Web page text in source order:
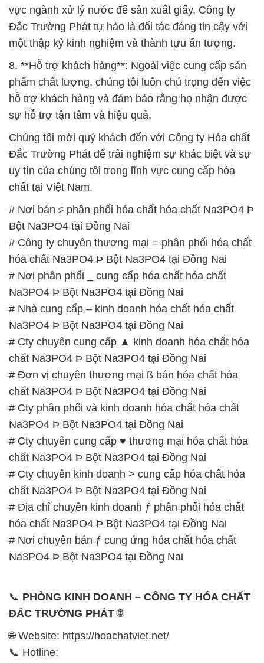
vực ngành xử lý nước để sản xuất giấy, Công ty
Đắc Trường Phát tự hào là đối tác đáng tin cậy với
một thập kỷ kinh nghiệm và thành tựu ấn tượng.
8. **Hỗ trợ khách hàng**: Ngoài việc cung cấp sản
phẩm chất lượng, chúng tôi luôn chú trọng đến việc
hỗ trợ khách hàng và đảm bảo rằng họ nhận được
sự hỗ trợ tận tâm và hiệu quả.
Chúng tôi mời quý khách đến với Công ty Hóa chất
Đắc Trường Phát để trải nghiệm sự khác biệt và sự
uy tín của chúng tôi trong lĩnh vực cung cấp hóa
chất tại Việt Nam.
# Nơi bán ♯ phân phối hóa chất hóa chất Na3PO4 Þ
Bột Na3PO4 tại Đồng Nai
# Công ty chuyên thương mại = phân phối hóa chất
hóa chất Na3PO4 Þ Bột Na3PO4 tại Đồng Nai
# Nơi phân phối _ cung cấp hóa chất hóa chất
Na3PO4 Þ Bột Na3PO4 tại Đồng Nai
# Nhà cung cấp – kinh doanh hóa chất hóa chất
Na3PO4 Þ Bột Na3PO4 tại Đồng Nai
# Cty chuyên cung cấp ▲ kinh doanh hóa chất hóa
chất Na3PO4 Þ Bột Na3PO4 tại Đồng Nai
# Đơn vị chuyên thương mại ß bán hóa chất hóa
chất Na3PO4 Þ Bột Na3PO4 tại Đồng Nai
# Cty phân phối và kinh doanh hóa chất hóa chất
Na3PO4 Þ Bột Na3PO4 tại Đồng Nai
# Cty chuyên cung cấp ♥ thương mại hóa chất hóa
chất Na3PO4 Þ Bột Na3PO4 tại Đồng Nai
# Cty chuyên kinh doanh > cung cấp hóa chất hóa
chất Na3PO4 Þ Bột Na3PO4 tại Đồng Nai
# Địa chỉ chuyên kinh doanh ƒ phân phối hóa chất
hóa chất Na3PO4 Þ Bột Na3PO4 tại Đồng Nai
# Nơi chuyên bán ƒ cung ứng hóa chất hóa chất
Na3PO4 Þ Bột Na3PO4 tại Đồng Nai
📞 PHÒNG KINH DOANH – CÔNG TY HÓA CHẤT
ĐẮC TRƯỜNG PHÁT🌐
🌐 Website: https://hoachatviet.net/
📞 Hotline: